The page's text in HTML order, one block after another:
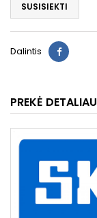
SUSISIEKTI
Dalintis
PREKĖ DETALIAU